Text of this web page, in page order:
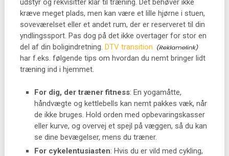
udstyr og rekvisitter klar til træning. Det behøver ikke
kræve meget plads, men kan være et lille hjørne i stuen,
soveværelset eller et andet rum, der er reserveret til din
yndlingssport. Pas dog på det ikke overtager for stor en
del af din boligindretning. DTV transition
har f.eks. følgende tips om hvordan du nemt bringer lidt
træning ind i hjemmet.
For dig, der træner fitness: En yogamåtte,
håndvægte og kettlebells kan nemt pakkes væk, når
de ikke bruges. Hold orden med opbevaringskasser
eller kurve, og overvej et spejl på væggen, så du kan
se dine bevægelser, mens du træner.
For cykelentusiasten: Hvis du er vild med cykling,